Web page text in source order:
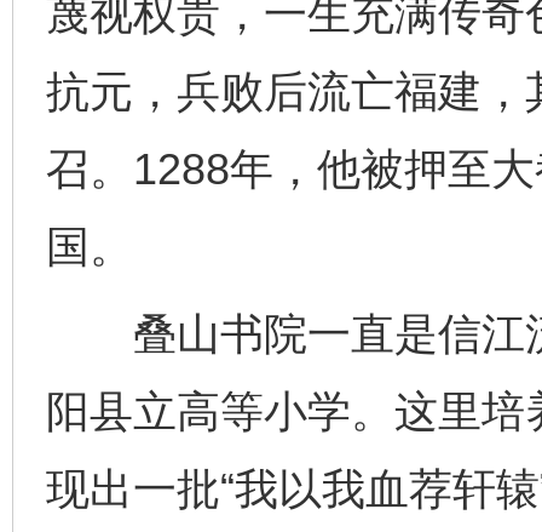
蔑视权贵，一生充满传
抗元，兵败后流亡福建
召。1288年，他被押至
国。
叠山书院一直是信江
阳县立高等小学。这里
现出一批“我以我血荐轩